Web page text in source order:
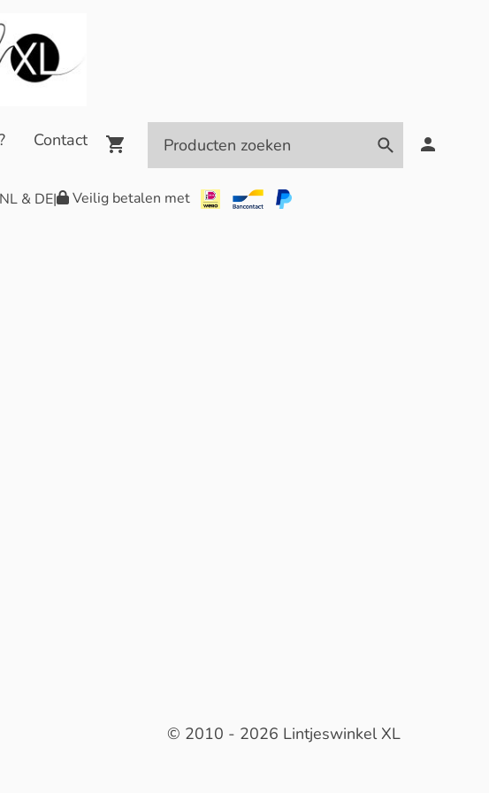
Contact
& DE| Veilig betalen met
© 2010 - 2026 Lintjeswinkel XL